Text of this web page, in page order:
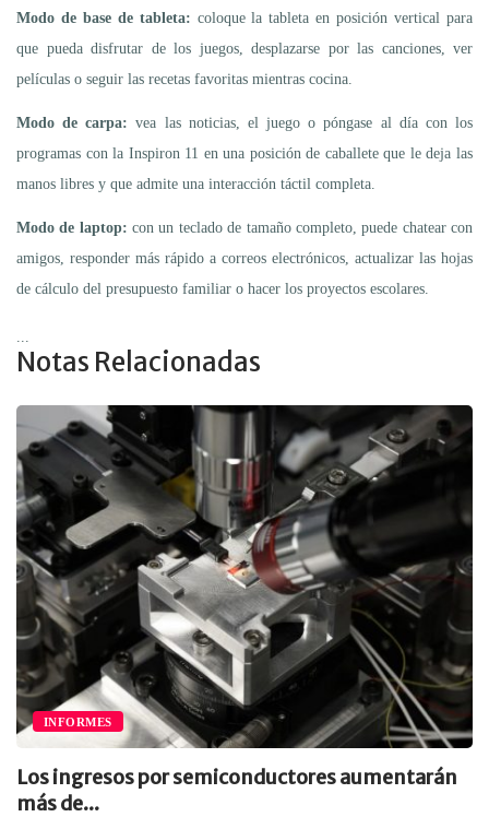
Modo de base de tableta: coloque la tableta en posición vertical para
que pueda disfrutar de los juegos, desplazarse por las canciones, ver
películas o seguir las recetas favoritas mientras cocina.
Modo de carpa:vea las noticias, el juego o póngase al día con los
programas con la Inspiron 11 en una posición de caballete que le deja las
manos libres y que admite una interacción táctil completa.
Modo de laptop:con un teclado de tamaño completo, puede chatear con
amigos, responder más rápido a correos electrónicos, actualizar las hojas
de cálculo del presupuesto familiar o hacer los proyectos escolares.
Notas Relacionadas
INFORMES
Los ingresos por semiconductores aumentarán
más de...